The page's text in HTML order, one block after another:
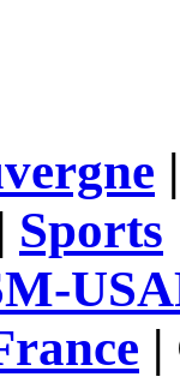
| Sports
|